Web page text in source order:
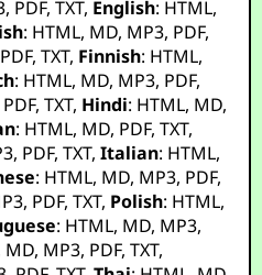
, PDF,TXT, English: HTML,
: HTML, MD, MP3, PDF,
PDF,TXT, Finnish: HTML,
: HTML, MD, MP3, PDF,
PDF,TXT, Hindi: HTML, MD,
: HTML, MD, PDF,TXT,
, PDF,TXT,Italian: HTML,
: HTML, MD, MP3, PDF,
, PDF,TXT, Polish: HTML,
: HTML, MD, MP3,
MD, MP3, PDF,TXT,